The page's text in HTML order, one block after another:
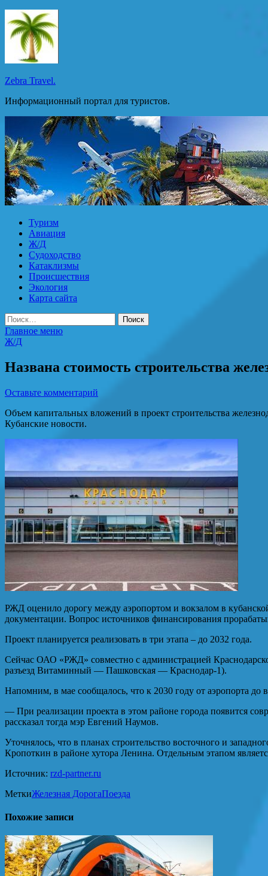
Перейти
к
содержимому
Zebra Travel.
Информационный портал для туристов.
Туризм
Авиация
Ж/Д
Судоходство
Катаклизмы
Происшествия
Экология
Карта сайта
Найти:
Главное меню
Ж/Д
Названа стоимость строительства
Оставьте комментарий
Объем капитальных вложений в проект строительства
Кубанские новости.
РЖД оценило дорогу между аэропортом и вокзалом в
документации. Вопрос источников финансирования
Проект планируется реализовать в три этапа – до 2032 года.
Сейчас ОАО «РЖД» совместно с администрацией
разъезд Витаминный — Пашковская — Краснодар-1).
Напомним, в мае сообщалось, что к 2030 году от аэропорта до
— При реализации проекта в этом районе города появится
рассказал тогда мэр Евгений Наумов.
Уточнялось, что в планах строительство восточного и
Кропоткин в районе хутора Ленина. Отдельным этапом
Источник: rzd-partner.ru
МеткиЖелезная ДорогаПоезда
Похожие записи